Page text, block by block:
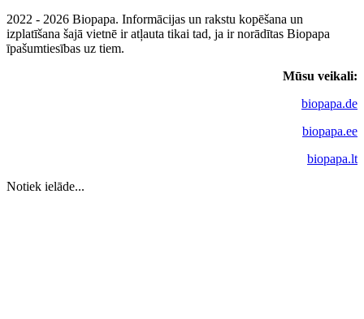
2022 - 2026 Biopapa. Informācijas un rakstu kopēšana un
izplatīšana šajā vietnē ir atļauta tikai tad, ja ir norādītas Biopapa
īpašumtiesības uz tiem.
Mūsu veikali:
biopapa.de
biopapa.ee
biopapa.lt
Notiek ielāde...